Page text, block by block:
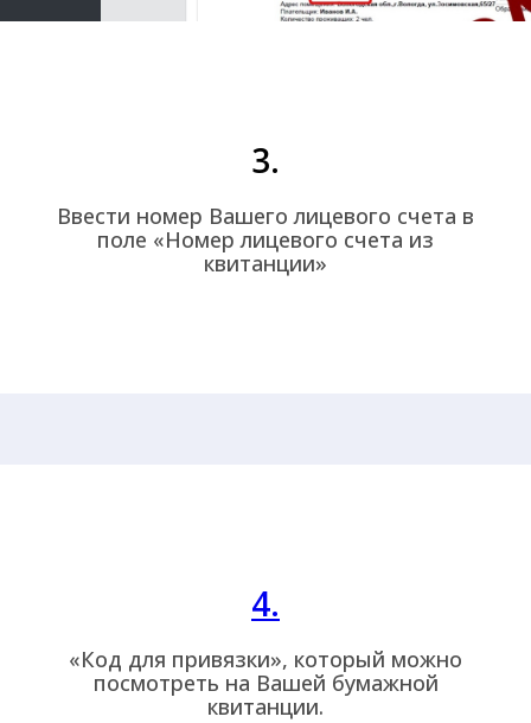
3.
Ввести номер Вашего лицевого счета в
поле «Номер лицевого счета из
квитанции»
4.
«Код для привязки», который можно
посмотреть на Вашей бумажной
квитанции.